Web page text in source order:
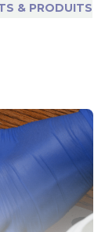
& PRODUITS